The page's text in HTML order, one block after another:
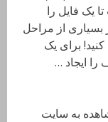
یک فایل را
بسیاری از مراحل
برای یک
ایجاد …
به سایت